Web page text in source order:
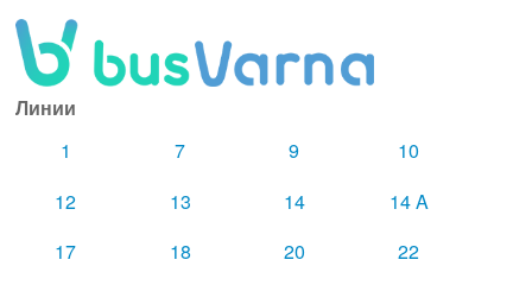
Линии
1
7 9
10
12
13 14
14 A
17
18 20
22